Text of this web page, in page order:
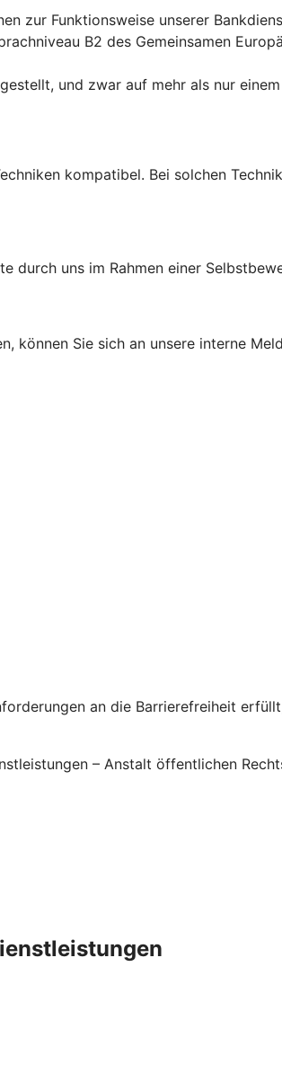
zur Funktionsweise unserer
B2 des Gemeinsamen
und zwar auf mehr als nur
kompatibel. Bei solchen
durch uns im Rahmen einer
können Sie sich an unsere interne
an die Barrierefreiheit
– Anstalt öffentlichen